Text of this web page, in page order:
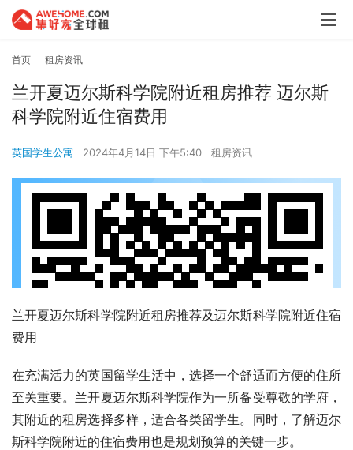
首页 租房资讯
兰开夏迈尔斯科学院附近租房推荐 迈尔斯
科学院附近住宿费用
英国学生公寓 2024年4月14日 下午5:40 租房资讯
兰开夏迈尔斯科学院附近租房推荐及迈尔斯科学院附近住宿
费用
在充满活力的英国留学生活中，选择一个舒适而方便的住所
至关重要。兰开夏迈尔斯科学院作为一所备受尊敬的学府，
其附近的租房选择多样，适合各类留学生。同时，了解迈尔
斯科学院附近的住宿费用也是规划预算的关键一步。